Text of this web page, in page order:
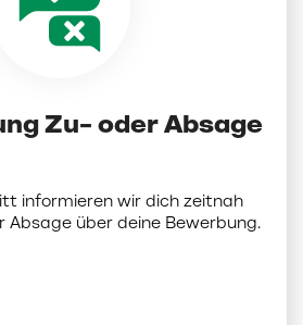
Zu- oder Absage
informieren wir dich zeitnah
Absage über deine Bewerbung.